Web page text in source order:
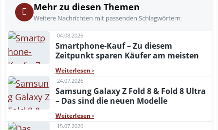
Mehr zu diesen Themen
Weitere Nachrichten mit passenden Schlagwörtern
04.08.2026
Smartphone-Kauf – Zu diesem
Zeitpunkt sparen Käufer am meisten
Weiterlesen ›
24.07.2026
Samsung Galaxy Z Fold 8 & Fold 8 Ultra
– Das sind die neuen Modelle
Weiterlesen ›
15.07.2026